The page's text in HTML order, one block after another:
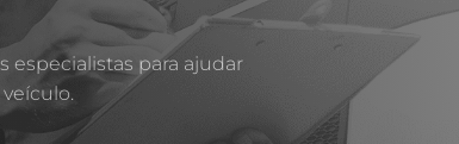
especialistas para ajudar